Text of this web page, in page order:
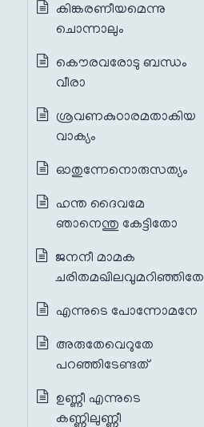
കിങ്കരണീയമെന്നു
ചൊന്നാലും
കൌരവരോടു ബന്ധം
വീരാ
ശ്രവണകുഠാരമതാകിയ
വാക്യം
ഓതുന്നേനൊരുസത്യം
ഹന്ത ദൈവമേ
ഞാനെന്തു കേട്ടിതോ
ജനനീ മാമക
ചരിതമഖിലവുമറിഞ്ഞിതേ
എന്നുടെ പോന്നോമനേ
അരുതേവെറുതേ
പറഞ്ഞിടേണ്ടത്
ഉണ്ണീ എന്നുടെ
കണ്ണിലുണ്ണീ